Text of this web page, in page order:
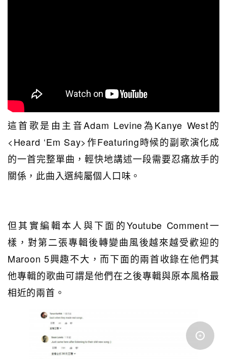
這首歌是由主音Adam Levine為Kanye West的
<Heard ‘Em Say>作Featuring時候的副歌演化成
的一首完整單曲，輕快地講述一段需要忍痛放手的
關係，此曲入選純屬個人口味。
但其實編輯本人與下面的Youtube Comment一
樣，對第二張專輯後轉變曲風後越來越受歡迎的
Maroon 5興趣不大，而下面的兩首收錄在他們其
他專輯的歌曲可謂是他們在之後專輯與原本風格最
相近的兩首。